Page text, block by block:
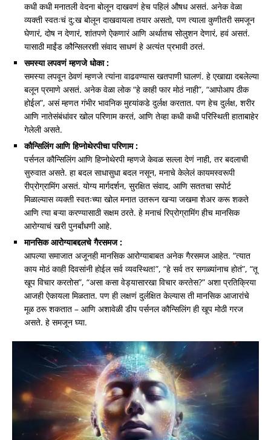
कधी कधी मनातली वेदना बोलून दाखवणं हेच पहिलं औषध असतं. अनेक वेळा
व्यक्ती स्वतःचं दु:ख बोलून दाखवायला तयार असतो, पण त्याला कुणीतरी समजून
घेणारं, दोष न देणारं, शांतपणे ऐकणारं आणि अर्थातच सोलुशन देणारं, हवं असतं.
यासाठी माईंड कौन्सिलरशी संवाद साधणं हे अत्यंत प्रभावी ठरतं.
समस्या लपवणं म्हणजे धोका :
समस्या लपवून ठेवणं म्हणजे त्यांना वाढवण्यास खतपाणी घालणं. हे एखाद्या दबलेल्या
बलून प्रमाणे असतं. अनेक वेळा लोक “हे काही फार मोठं नाही”, “आपोआप ठीक
होईल”, असं म्हणत गंभीर भावनिक मुद्द्यांकडे दुर्लक्ष करतात. पण हेच दुर्लक्ष, शरीर
आणि नातेसंबंधांवर खोल परिणाम करतं, आणि तेव्हा कधी कधी परिस्थिती हाताबाहेर
गेलेली असते.
कौन्सिलिंग आणि हिप्नोथेरपीचा परिणाम :
पर्सनल कौन्सिलिंग आणि हिप्नोथेरपी म्हणजे केवळ सल्ला देणं नाही, तर बदलाची
सुरुवात असते. हा बदल साधासुधा बदल नसून, मनाचे केलेलं कायमस्वरूपी
रीप्रोग्रामिंग असतं. योग्य मार्गदर्शन, सुरक्षित संवाद, आणि सततचा सपोर्ट
मिळाल्यास व्यक्ती स्वतःच्या खोल मनात उतरून खऱ्या जखमा शेअर करू शकते
आणि त्या बऱ्या करण्यासाठी सक्षम ठरते. हे मनाचं रिप्रोग्रामिंग हीच मानसिक
आरोग्याचं खरी पुनर्बांधणी आहे.
मानसिक आरोग्याबद्दलचे गैरसमज :
आपल्या समाजात अजूनही मानसिक आरोग्याबाबत अनेक गैरसमज आहेत. “त्यात
काय मोठं काही दिवसांनी होईल सर्व व्यवस्थित!”, “हे सर्व तर सगळ्यांनाच होतं”, “तू
खूप विचार करतोस”, “असा कसा वेड्यासारखा विचार करतेस?” अशा प्रतिक्रिया
आजही ऐकायला मिळतात. पण ही लक्षणं दुर्लक्षित केल्यास ती मानसिक आजारांचे
मूळ ठरू शकतात – आणि अशावेळी डीप पर्सनल कौन्सिलिंग ही खूप मोठी गरज
असते. हे समजून घ्या.